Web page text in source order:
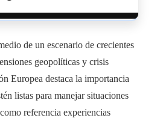
de un escenario de crecientes
geopolíticas y crisis
Europea destaca la importancia
listas para manejar situaciones
referencia experiencias